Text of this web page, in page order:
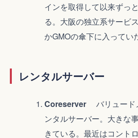
インを取得して以来ずっ
る。大阪の独立系サービ
かGMOの傘下に入ってい
レンタルサーバー
Coreserver
バリュード
ンタルサーバー。大きな
きている。最近はコント